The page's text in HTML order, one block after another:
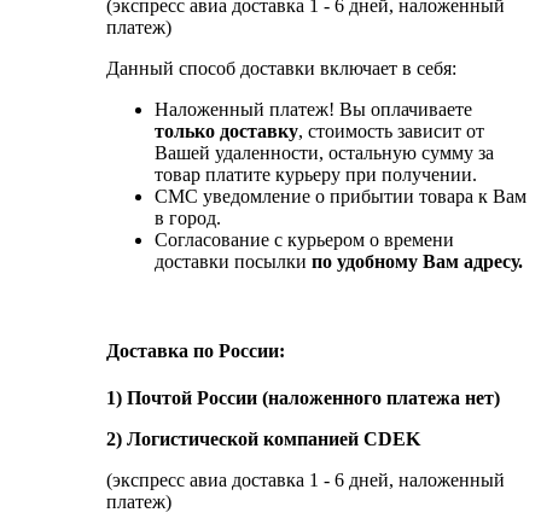
(экспресс авиа доставка 1 - 6 дней, наложенный
платеж)
Данный способ доставки включает в себя:
Наложенный платеж! Вы оплачиваете
только доставку, стоимость зависит от
Вашей удаленности, остальную сумму за
товар платите курьеру при получении.
СМС уведомление о прибытии товара к Вам
в город.
Согласование с курьером о времени
доставки посылки по удобному Вам адресу.
Доставка по России:
1) Почтой России (наложенного платежа нет)
2) Логистической компанией CDEK
(экспресс авиа доставка 1 - 6 дней, наложенный
платеж)